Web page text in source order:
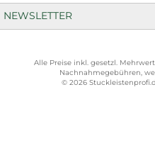
NEWSLETTER
Alle Preise inkl. gesetzl.
Nachnahmegebühren,
© 2026